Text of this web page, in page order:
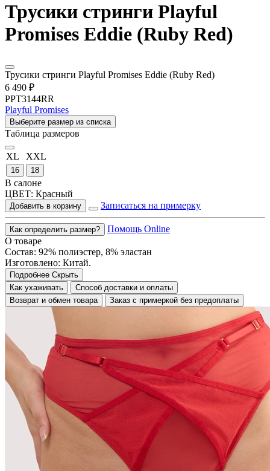
Трусики стринги Playful
Promises Eddie (Ruby Red)
Трусики стринги Playful Promises Eddie (Ruby Red)
6 490 ₽
PPT3144RR
Playful Promises
Выберите размер из списка
Таблица размеров
XL XXL
16 18
В салоне
ЦВЕТ: Красный
Добавить в корзину Записаться на примерку
Как определить размер?
Помощь Online
О товаре
Состав: 92% полиэстер, 8% эластан
Изготовлено: Китай.
Подробнее Скрыть
Как ухаживать
Способ доставки и оплаты
Возврат и обмен товара
Заказ с примеркой без предоплаты